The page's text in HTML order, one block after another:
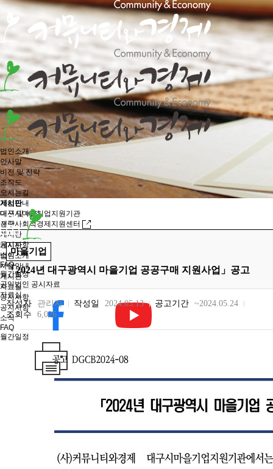
법인소개
인사말
비전 및 전략
조직도
오시는길
사업안내
대구시마을기업지원기관
대구사회적경제지원센터
게시판
공지사항
소식
FAQ
월간일정
공익법인 공시자료
자료실
게시판
게시판
법인소개
사업안내
게시판
자료실
공지사항
공지사항
소식
FAQ
월간일정
미션 및 비전
전략
마을기업
「2024년 대구광역시 마을기업 공공구매 지원사업」공고
작성자 관리자 작성일 2024.05.13 공고기간 ~2024.05.24
조회수
6,026